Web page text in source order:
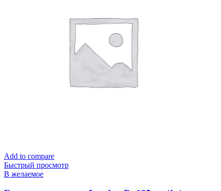
Add to compare
Быстрый просмотр
В желаемое